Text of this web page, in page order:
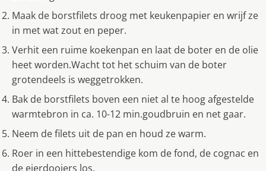
Maak de borstfilets droog met keukenpapier en wrijf ze
in met wat zout en peper.
Verhit een ruime koekenpan en laat de boter en de olie
heet worden.Wacht tot het schuim van de boter
grotendeels is weggetrokken.
Bak de borstfilets boven een niet al te hoog afgestelde
warmtebron in ca. 10-12 min.goudbruin en net gaar.
Neem de filets uit de pan en houd ze warm.
Roer in een hittebestendige kom de fond, de cognac en
de eierdooiers los.